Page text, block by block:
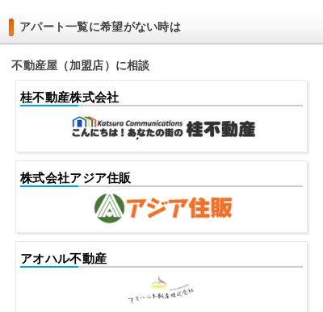
アパート一覧に希望がない時は
不動産屋（加盟店）に相談
桂不動産株式会社
株式会社アジア住販
アオハル不動産